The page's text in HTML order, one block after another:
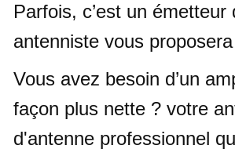
Parfois, c’est un
antenniste vous
Vous avez besoin d’un
façon plus nette ? votre
d'antenne professionnel